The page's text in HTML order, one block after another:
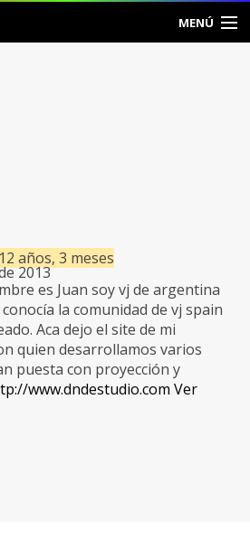
MENÚ
años, 3 meses
2013
es Juan soy vj de argentina
la comunidad de vj spain
Aca dejo el site de mi
quien desarrollamos varios
puesta con proyección y
www.dndestudio.com Ver